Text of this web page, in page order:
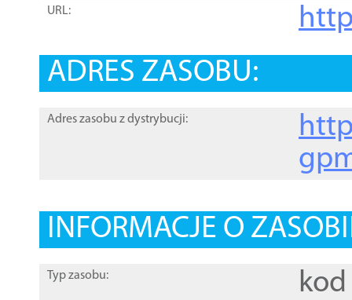
URL:
ADRES ZASOBU:
Adres zasobu z dystrybucji:
INFORMACJE O
Typ zasobu: kod